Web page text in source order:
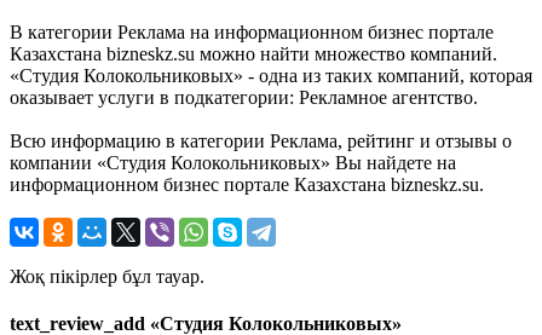
В категории Реклама на информационном бизнес портале
Казахстана bizneskz.su можно найти множество компаний.
«Студия Колокольниковых» - одна из таких компаний, которая
оказывает услуги в подкатегории: Рекламное агентство.
Всю информацию в категории Реклама, рейтинг и отзывы о
компании «Студия Колокольниковых» Вы найдете на
информационном бизнес портале Казахстана bizneskz.su.
Жоқ пікірлер бұл тауар.
text_review_add «Студия Колокольниковых»